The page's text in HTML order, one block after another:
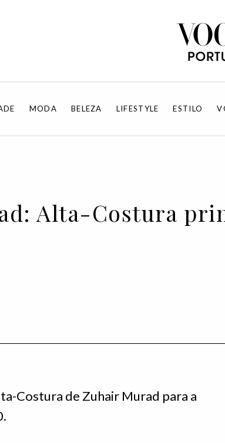
MODA BELEZA LIFESTYLE ESTILO
Alta-Costura
Costura de Zuhair Murad para a